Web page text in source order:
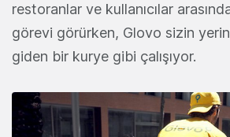
restoranlar ve kullanıcılar
görevi görürken, Glovo sizin
giden bir kurye gibi çalışıyor.